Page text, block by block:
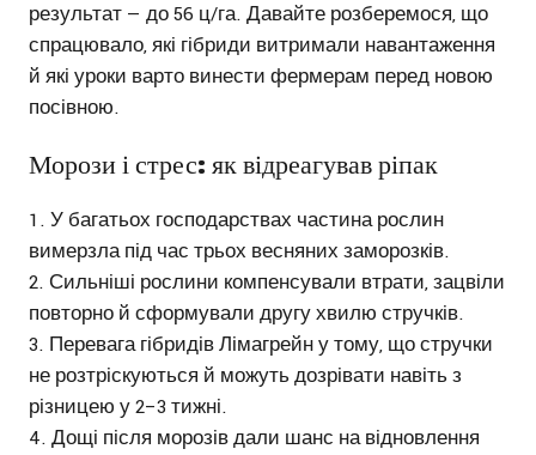
результат — до 56 ц/га. Давайте розберемося, що
спрацювало, які гібриди витримали навантаження
й які уроки варто винести фермерам перед новою
посівною.
Морози і стрес: як відреагував ріпак
У багатьох господарствах частина рослин
вимерзла під час трьох весняних заморозків.
Сильніші рослини компенсували втрати, зацвіли
повторно й сформували другу хвилю стручків.
Перевага гібридів Лімагрейн у тому, що стручки
не розтріскуються й можуть дозрівати навіть з
різницею у 2–3 тижні.
Дощі після морозів дали шанс на відновлення